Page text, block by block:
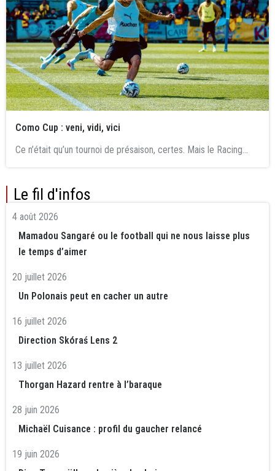
Como Cup : veni, vidi, vici
Ce n’était qu’un tournoi de présaison, certes. Mais le Racing...
Le fil d'infos
Mamadou Sangaré ou le football qui ne nous laisse plus
le temps d’aimer
4 août 2026
Un Polonais peut en cacher un autre
20 juillet 2026
Direction Skóraś Lens 2
16 juillet 2026
Thorgan Hazard rentre à l’baraque
13 juillet 2026
Michaël Cuisance : profil du gaucher relancé
28 juin 2026
19 juin 2026